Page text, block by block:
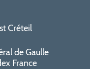
Créteil
de Gaulle
France